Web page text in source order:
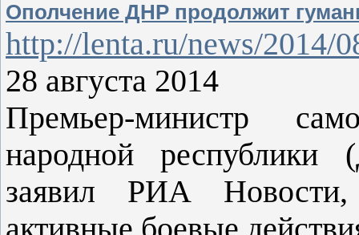
Ополчение ДНР продолжит
http://lenta.ru/news/2014/
28 августа 2014
Премьер-министр
народной республики
заявил РИА